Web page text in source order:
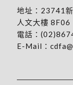
地址： 23741
人文大樓 8F06
電話：
E-Mail：